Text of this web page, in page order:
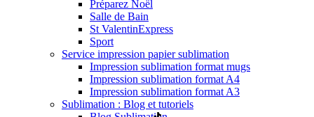
Préparez Noël
Salle de Bain
St ValentinExpress
Sport
Service impression papier sublimation
Impression sublimation format mugs
Impression sublimation format A4
Impression sublimation format A3
Sublimation : Blog et tutoriels